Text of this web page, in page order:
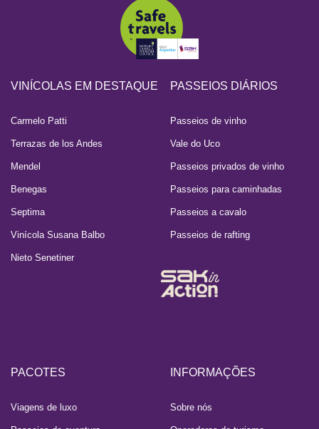
VINÍCOLAS EM DESTAQUE
Carmelo Patti
Terrazas de los Andes
Mendel
Benegas
Septima
Vinícola Susana Balbo
Nieto Senetiner
PASSEIOS DIÁRIOS
Passeios de vinho
Vale do Uco
Passeios privados de vinho
Passeios para caminhadas
Passeios a cavalo
Passeios de rafting
PACOTES
Viagens de luxo
INFORMAÇÕES
Sobre nós